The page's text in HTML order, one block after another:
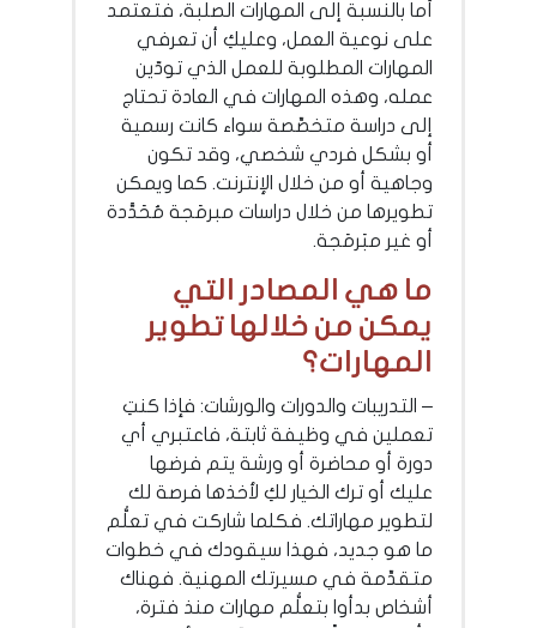
أما بالنسبة إلى المهارات الصلبة، فتعتمد
على نوعية العمل، وعليكِ أن تعرفي
المهارات المطلوبة للعمل الذي تودّين
عمله، وهذه المهارات في العادة تحتاج
إلى دراسة متخصِّصة سواء كانت رسمية
أو بشكل فردي شخصي، وقد تكون
وجاهية أو من خلال الإنترنت. كما ويمكن
تطويرها من خلال دراسات مبرمَجة مُحَدَّدة
أو غير مبَرمَجة.
ما هي المصادر التي
يمكن من خلالها تطوير
المهارات؟
– التدريبات والدورات والورشات: فإذا كنتِ
تعملين في وظيفة ثابتة، فاعتبري أي
دورة أو محاضرة أو ورشة يتم فرضها
عليك أو ترك الخيار لكِ لأخذها فرصة لك
لتطوير مهاراتك. فكلما شاركت في تعلُّم
ما هو جديد، فهذا سيقودك في خطوات
متقدِّمة في مسيرتك المهنية. فهناك
أشخاص بدأوا بتعلُّم مهارات منذ فترة،